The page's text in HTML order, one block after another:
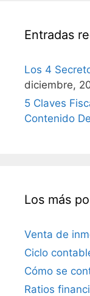
Entradas
Los 4
diciembre,
5 Claves
Contenido
Los más
Venta de
Ciclo
Cómo se
Ratios